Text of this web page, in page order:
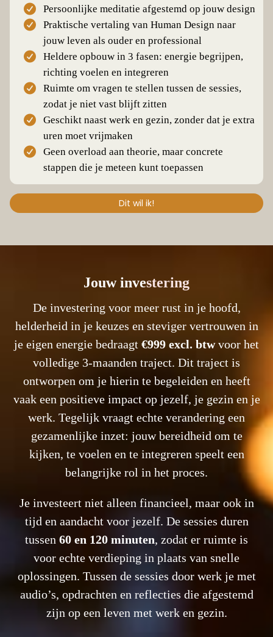
Persoonlijke meditatie afgestemd op jouw design
Praktische vertaling van Human Design naar
jouw leven als ouder en professional
Heldere opbouw in 3 fasen: energie begrijpen,
richting voelen en integreren
Ruimte om vragen te stellen tussen de sessies,
zodat je niet vast blijft zitten
Geschikt naast werk en gezin, zonder dat je extra
uren moet vrijmaken
Geen overload aan theorie, maar concrete
stappen die je meteen kunt toepassen
Dit wil ik!
Jouw investering
De investering voor meer rust in je hoofd,
helderheid in je keuzes en steviger vertrouwen in
je eigen energie bedraagt €999 excl. btwvoor het
volledige 3-maanden traject. Dit traject is
ontworpen om je hierin te begeleiden en heeft
vaak een positieve impact op jezelf, je gezin en je
werk. Tegelijk vraagt echte verandering een
gezamenlijke inzet: jouw bereidheid om te
kijken, te voelen en te integreren speelt een
belangrijke rol in het proces.
Je investeert niet alleen financieel, maar ook in
tijd en aandacht voor jezelf. De sessies duren
tussen 60 en 120 minuten, zodat er ruimte is
voor echte verdieping in plaats van snelle
oplossingen. Tussen de sessies door werk je met
audio’s, opdrachten en reflecties die afgestemd
zijn op een leven met werk en gezin.